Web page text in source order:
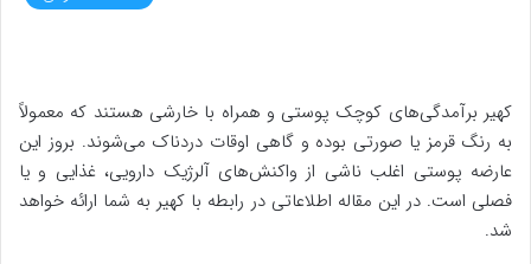
کهیر برآمدگی‌های کوچک پوستی و همراه با خارشی هستند که معمولاً
به رنگ قرمز یا صورتی بوده و گاهی اوقات دردناک می‌شوند. بروز این
عارضه پوستی اغلب ناشی از واکنش‌های آلرژیک دارویی، غذایی و یا
فصلی است. در این مقاله اطلاعاتی در رابطه با کهیر به شما ارائه خواهد
شد.